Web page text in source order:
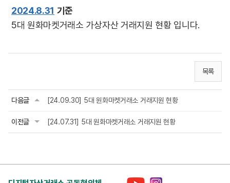
2024.8.31 기준
5대 원화마켓거래소 가상자산 거래지원 현황 입니다.
목록
다음글 [24.09.30] 5대 원화마켓거래소 거래지원 현황
이전글 [24.07.31] 5대 원화마켓거래소 거래지원 현황